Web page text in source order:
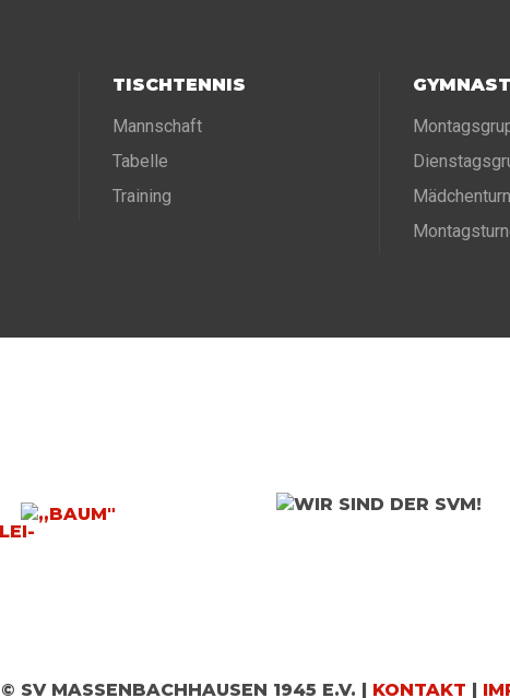
TISCHTENNIS
Mannschaft
Tabelle
Training
© SV MASSENBACHHAUSEN 1945 E.V. | KONTAKT |